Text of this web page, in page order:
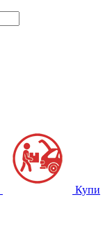
Купи